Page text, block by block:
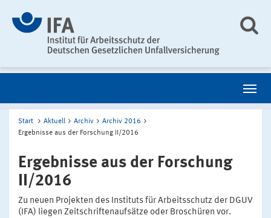
Start Aktuell Archiv
Archiv 2016
Ergebnisse aus der Forschung II/2016
Ergebnisse aus der Forschung
II/2016
Zu neuen Projekten des Instituts für Arbeitsschutz der DGUV
(IFA) liegen Zeitschriftenaufsätze oder Broschüren vor.